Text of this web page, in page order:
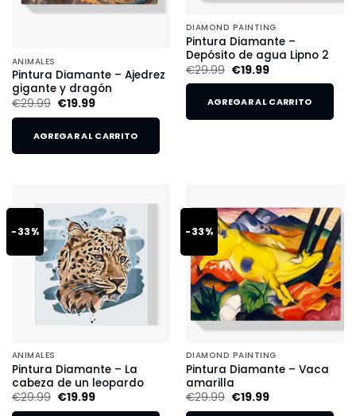
ANIMALES
Pintura Diamante – Ajedrez
gigante y dragón
€29.99 €19.99
AGREGAR AL CARRITO
DIAMOND PAINTING
Pintura Diamante –
Depósito de agua Lipno 2
€29.99 €19.99
AGREGAR AL CARRITO
-33%
ANIMALES
Pintura Diamante – La
cabeza de un leopardo
€29.99 €19.99
-33%
DIAMOND PAINTING
Pintura Diamante – Vaca
amarilla
€29.99 €19.99